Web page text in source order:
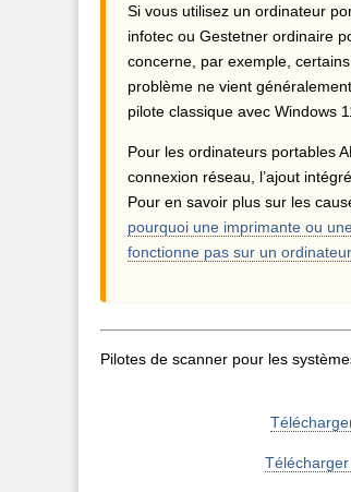
Si vous utilisez un ordinateur
infotec ou Gestetner ordinaire
concerne, par exemple,
problème ne vient
pilote classique avec Windows
Pour les ordinateurs portables
connexion réseau, l’ajout
Pour en savoir plus sur les
pourquoi une imprimante ou
fonctionne pas sur un
Pilotes de scanner pour les